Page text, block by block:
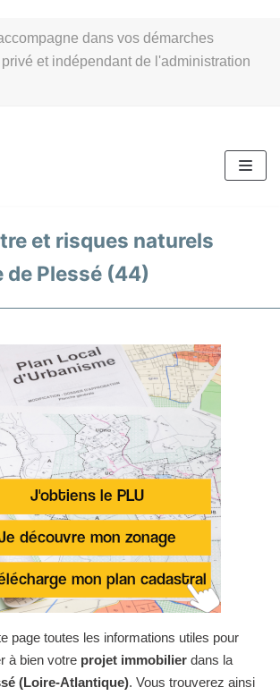
dans vos démarches
et indépendant de l'administration
et risques naturels
de Plessé (44)
page toutes les informations utiles pour
à bien votre projet immobilier dans la
(Loire-Atlantique). Vous trouverez ainsi